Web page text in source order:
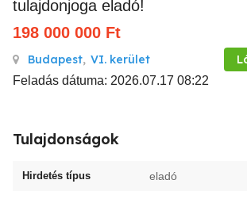
tulajdonjoga eladó!
198 000 000 Ft
Budapest, VI. kerület
Feladás dátuma: 2026.07.17 08:22
Tulajdonságok
Hirdetés típus eladó